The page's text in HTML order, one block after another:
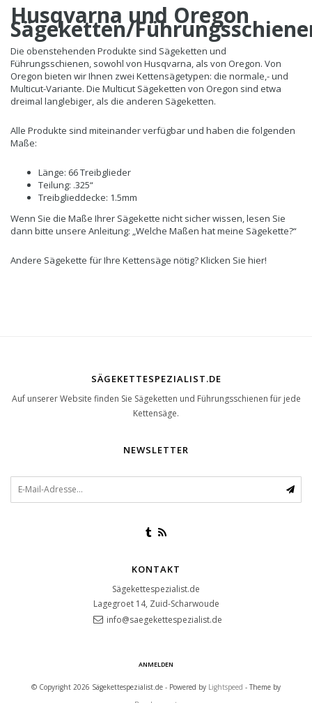
Husqvarna und Oregon
Sägeketten/
Die obenstehenden Produkte sind Sägeketten und
Führungsschienen, sowohl von Husqvarna, als von Oregon. Von
Oregon bieten wir Ihnen zwei Kettensägetypen: die normale,- und
Multicut-Variante. Die Multicut Sägeketten von Oregon sind etwa
dreimal langlebiger, als die anderen Sägeketten.
Alle Produkte sind miteinander verfügbar und haben die folgenden
Maße:
Länge: 66 Treibglieder
Teilung: .325“
Treibglieddecke: 1.5mm
Wenn Sie die Maße Ihrer Sägekette nicht sicher wissen, lesen Sie
dann bitte unsere Anleitung: „Welche Maßen hat meine Sägekette?“
Andere Sägekette für Ihre Kettensäge nötig? Klicken Sie hier!
SÄGEKETTESPEZIALIST.DE
Auf unserer Website finden Sie Sägeketten und Führungsschienen für jede
Kettensäge.
NEWSLETTER
KONTAKT
Sägekettespezialist.de
Lagegroet 14, Zuid-Scharwoude
info@saegekettespezialist.de
ANMELDEN
© Copyright 2026 Sägekettespezialist.de - Powered by Lightspeed - Theme by